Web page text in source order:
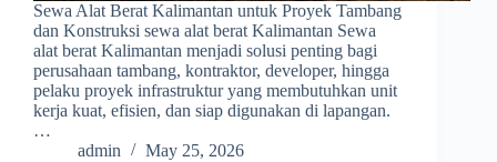
Sewa Alat Berat Kalimantan untuk Proyek Tambang
dan Konstruksi sewa alat berat Kalimantan Sewa
alat berat Kalimantan menjadi solusi penting bagi
perusahaan tambang, kontraktor, developer, hingga
pelaku proyek infrastruktur yang membutuhkan unit
kerja kuat, efisien, dan siap digunakan di lapangan.
…
admin
May 25, 2026